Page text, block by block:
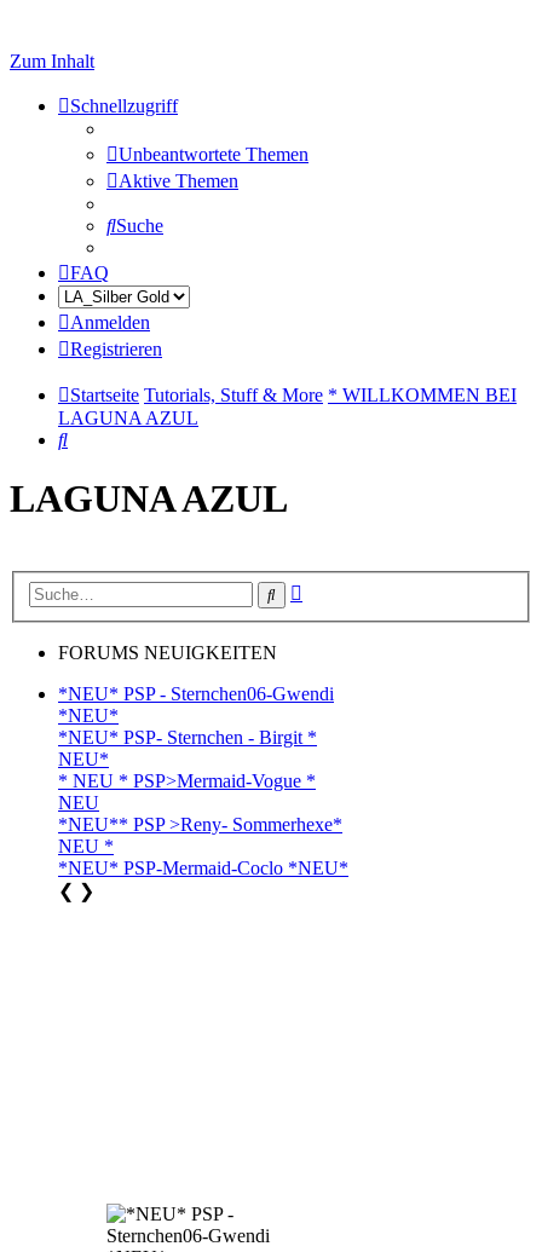
Zum Inhalt
Schnellzugriff
Unbeantwortete Themen
Aktive Themen
Suche
FAQ
Anmelden
Registrieren
Startseite Tutorials, Stuff & More * WILLKOMMEN BEI
LAGUNA AZUL
Suche
LAGUNA AZUL
Suche
FORUMS NEUIGKEITEN
*NEU* PSP - Sternchen06-Gwendi
*NEU*
*NEU* PSP- Sternchen - Birgit *
NEU*
* NEU * PSP>Mermaid-Vogue *
NEU
*NEU** PSP >Reny- Sommerhexe*
NEU *
*NEU* PSP-Mermaid-Coclo *NEU*
❮ ❯